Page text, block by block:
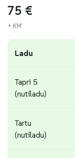
75 €
+ KM
Ladu
Tapri 5
(nutiladu)
Tartu
(nutiladu)